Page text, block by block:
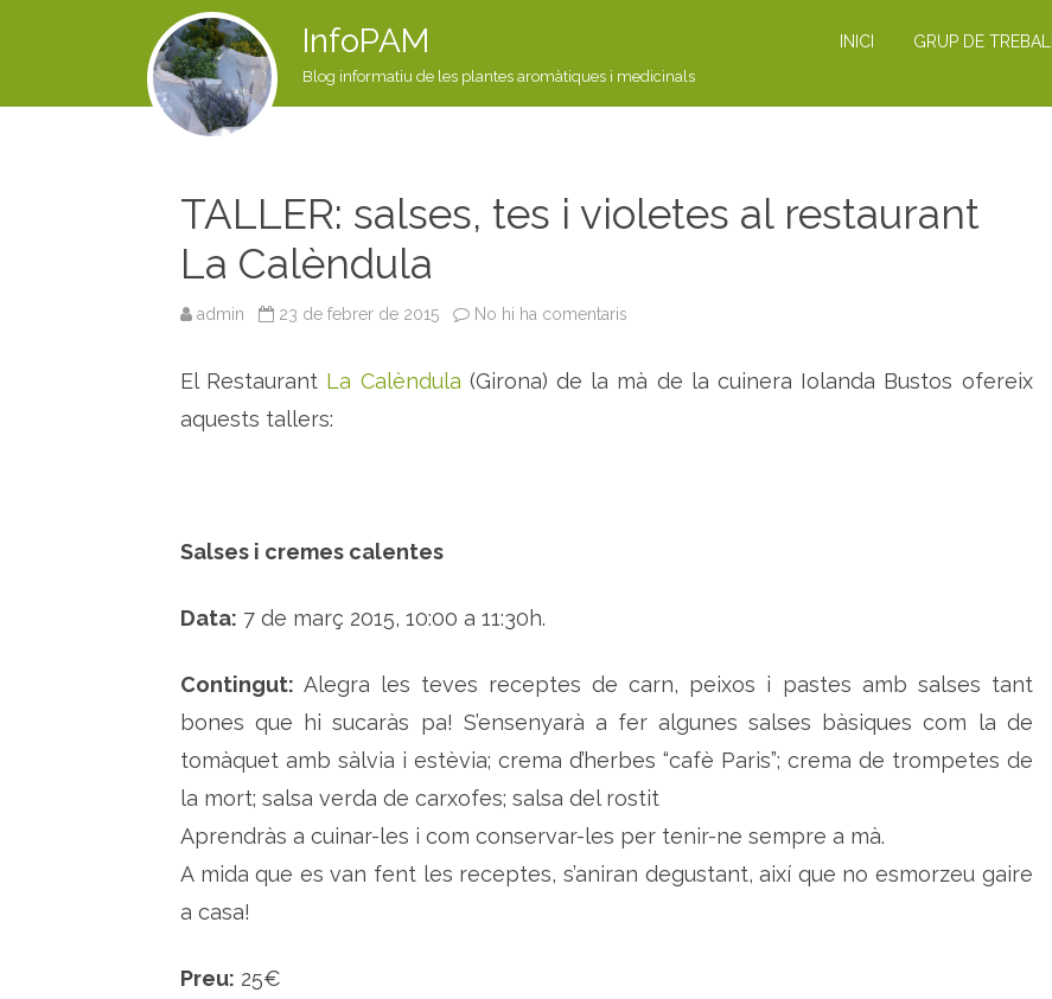
InfoPAM
Blog informatiu de les plantes aromàtiques i medicinals
INICI GRUP DE TREBALL
TALLER: salses, tes i violetes al restaurant
La Calèndula
admin 23 de febrer de 2015 No hi ha comentaris
L
l
e
e
a
r
e
s
t
u
El Restaurant La Calèndula (Girona) de la mà de la cuinera Iolanda Bustos ofereix
aquests tallers:
Salses i cremes calentes
Data: 7 de març 2015, 10:00 a 11:30h.
Contingut: Alegra les teves receptes de carn, peixos i pastes amb salses tant
bones que hi sucaràs pa! S’ensenyarà a fer algunes salses bàsiques com la de
tomàquet amb sàlvia i estèvia; crema d’herbes “cafè Paris”; crema de trompetes de
la mort; salsa verda de carxofes; salsa del rostit
Aprendràs a cuinar-les i com conservar-les per tenir-ne sempre a mà.
A mida que es van fent les receptes, s’aniran degustant, així que no esmorzeu gaire
a casa!
Preu: 25€